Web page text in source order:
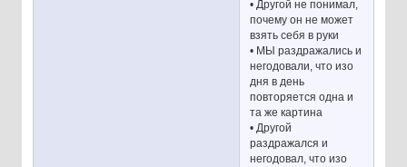
• Другой не понимал,
почему он не может
взять себя в руки
• МЫ раздражались и
негодовали, что изо
дня в день
повторяется одна и
та же картина
• Другой
раздражался и
негодовал, что изо